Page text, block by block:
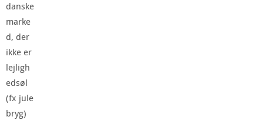
danske
marke
d, der
ikke er
lejligh
edsøl
(fx jule
bryg)